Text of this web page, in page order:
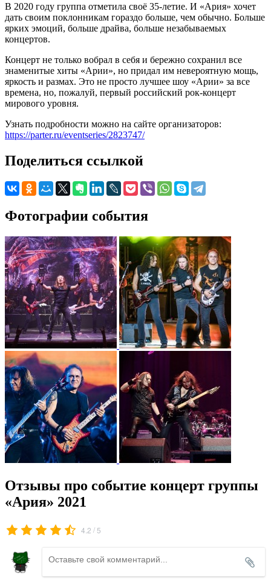
В 2020 году группа отметила своё 35-летие. И «Ария» хочет
дать своим поклонникам гораздо больше, чем обычно. Больше
ярких эмоций, больше драйва, больше незабываемых
концертов.
Концерт не только вобрал в себя и бережно сохранил все
знаменитые хиты «Арии», но придал им невероятную мощь,
яркость и размах. Это не просто лучшее шоу «Арии» за все
времена, но, пожалуй, первый российский рок-концерт
мирового уровня.
Узнать подробности можно на сайте организаторов:
https://parter.ru/eventseries/2823747/
Поделиться ссылкой
Фотографии события
Отзывы про событие концерт группы
«Ария» 2021
4.2 / 5